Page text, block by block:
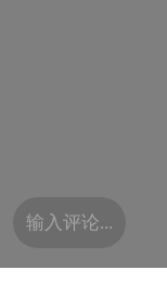
输入评论...